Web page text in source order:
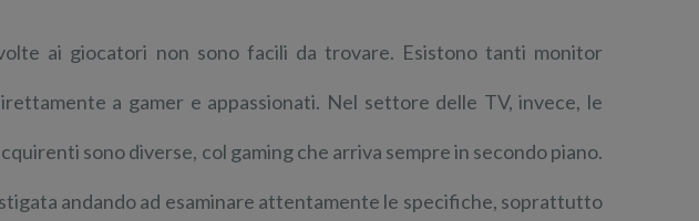
ai giocatori non sono facili da trovare. Esistono tanti monitor
a gamer e appassionati. Nel settore delle TV, invece, le
sono diverse, col gaming che arriva sempre in secondo piano.
andando ad esaminare attentamente le specifiche, soprattutto